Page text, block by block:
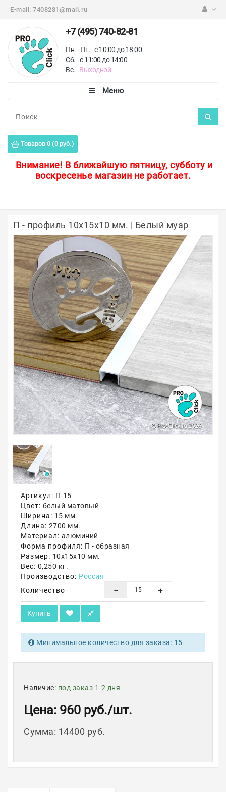
E-mail: 7408281@mail.ru
+7 (495) 740-82-81
Пн. - Пт. - с 10:00 до 18:00
Сб. - с 11:00 до 14:00
Вс. -Выходной
Товаров 0 (0 руб.)
Внимание! В ближайшую пятницу, субботу и
воскресенье магазин не работает.
Пороги для пола
Защитные уголки
Полосы из металла
Плинтуса
Профили для стекла и SPC
Обводы для труб
Алюминиевые профили
Крепёж и крепления
Садовая мебель
Оплата
Доставка
Самовывоз
Контакты
Акции
П - профиль 10х15х10 мм. | Белый муар
Артикул: П-15
Цвет: белый матовый
Ширина: 15 мм.
Длина: 2700 мм.
Материал: алюминий
Форма профиля: П - образная
Размер: 10х15х10 мм.
Вес: 0,250 кг.
Производство: Россия
Количество
Купить
Минимальное количество для заказа: 15
Наличие: под заказ 1-2 дня
Цена: 960 руб./шт.
Сумма: 14400 руб.